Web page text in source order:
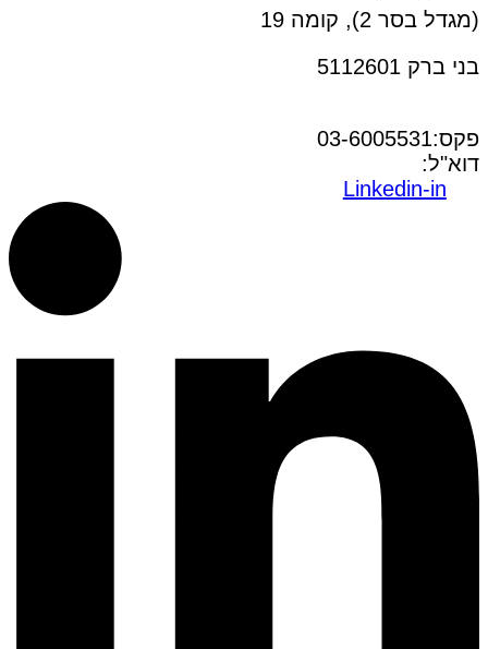
(מגדל בסר 2), קומה 19
בני ברק 5112601
פקס:03-6005531
דוא"ל:
Linkedin-in